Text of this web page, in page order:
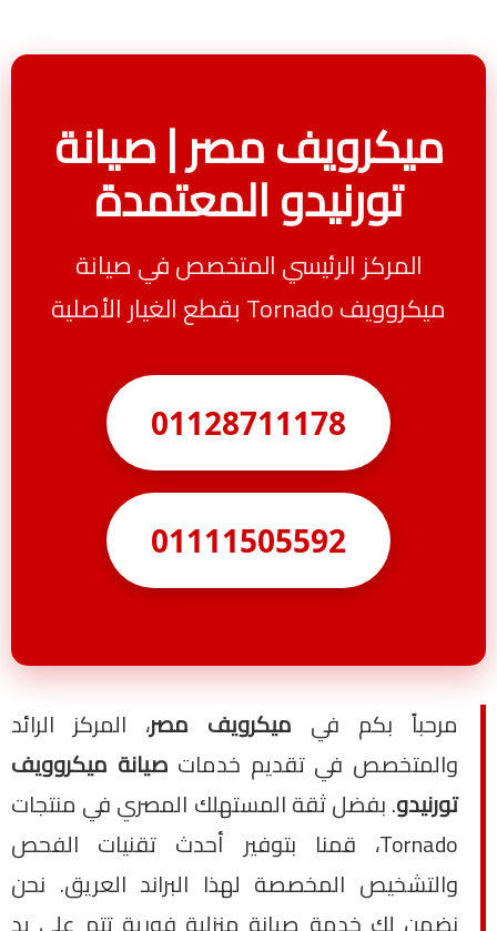
ميكرويف مصر | صيانة
تورنيدو المعتمدة
المركز الرئيسي المتخصص في صيانة
ميكروويف Tornado بقطع الغيار الأصلية
01128711178
01111505592
مرحباً بكم في ميكرويف مصر، المركز الرائد
والمتخصص في تقديم خدمات صيانة ميكروويف
تورنيدو. بفضل ثقة المستهلك المصري في منتجات
Tornado، قمنا بتوفير أحدث تقنيات الفحص
والتشخيص المخصصة لهذا البراند العريق. نحن